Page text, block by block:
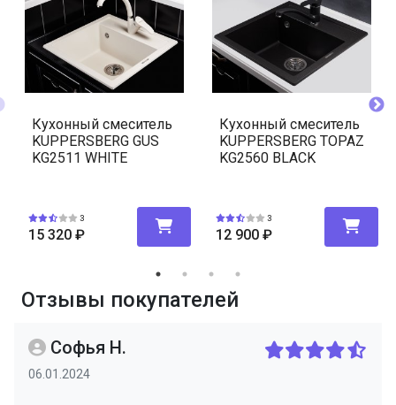
Кухонный смеситель
KUPPERSBERG GUS
KG2511 WHITE
3
15 320 ₽
Кухонный смеситель
KUPPERSBERG TOPAZ
KG2560 BLACK
3
12 900 ₽
Отзывы покупателей
Софья Н.
06.01.2024